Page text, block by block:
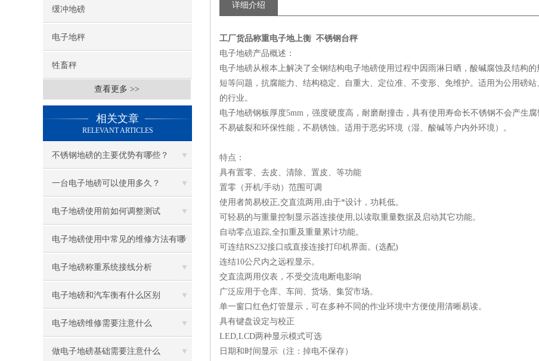
缓冲地磅
电子地秤
牲畜秤
查看更多 >>
相关文章
RELEVANT ARTICLES
不锈钢地磅的主要优势有哪些？
一台电子地磅可以使用多久？
电子地磅使用前如何调整测试
电子地磅使用中常见的维修方法有哪
些
电子地磅称重系统接线分析
电子地磅和汽车衡有什么区别
电子地磅维修需要注意什么
做电子地磅基础需要注意什么
详细介绍
工厂货品称重电子地上衡 不锈钢台秤
电子地磅产品概述：
电子地磅从根本上解决了全钢结构电子地磅使用过程中因雨淋日晒，酸碱腐蚀及结构
短等问题，抗腐能力、结构稳定、自重大、定位准、不变形、免维护。适用为公用磅
的行业。
电子地磅钢板厚度5mm，强度硬度高，耐磨耐撞击，具有使用寿命长不锈钢不会产生
不易破裂和环保性能，不易锈蚀。适用于恶劣环境（湿、酸碱等户内外环境）。
特点：
具有置零、去皮、清除、置皮、等功能
置零（开机/手动）范围可调
使用者简易校正,交直流两用,由于*设计，功耗低。
可轻易的与重量控制显示器连接使用,以读取重量数据及启动其它功能。
自动零点追踪,全扣重及重量累计功能。
可连结RS232接口或直接连接打印机界面。(选配)
连结10公尺内之远程显示。
交直流两用仪表，不受交流电断电影响
广泛应用于仓库、车间、货场、集贸市场。
单一窗口红色灯管显示，可在多种不同的作业环境中方便使用清晰易读。
具有键盘设定与校正
LED,LCD两种显示模式可选
日期和时间显示（注：掉电不保存）